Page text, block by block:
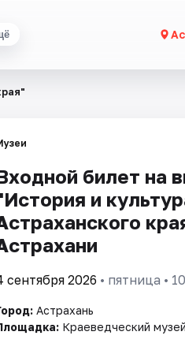
билет на
и
сентября 2026 • пятница •
Астрахань
Краеведческий музей